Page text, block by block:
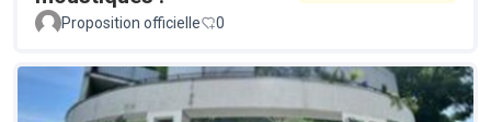
Proposition officielle
0